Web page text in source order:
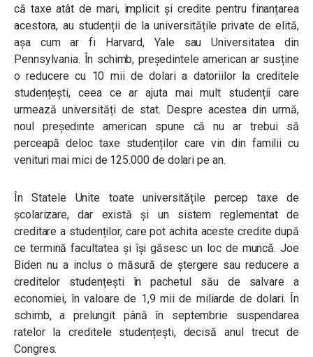
că taxe atât de mari, implicit și credite pentru finanțarea
acestora, au studenții de la universitățile private de elită,
așa cum ar fi Harvard, Yale sau Universitatea din
Pennsylvania. În schimb, președintele american ar susține
o reducere cu 10 mii de dolari a datoriilor la creditele
studențești, ceea ce ar ajuta mai mult studenții care
urmează universități de stat. Despre acestea din urmă,
noul președinte american spune că nu ar trebui să
perceapă deloc taxe studenților care vin din familii cu
venituri mai mici de 125.000 de dolari pe an.
În Statele Unite toate universitățile percep taxe de
școlarizare, dar există și un sistem reglementat de
creditare a studenților, care pot achita aceste credite după
ce termină facultatea și își găsesc un loc de muncă. Joe
Biden nu a inclus o măsură de ștergere sau reducere a
creditelor studențești în pachetul său de salvare a
economiei, în valoare de 1,9 mii de miliarde de dolari. În
schimb, a prelungit până în septembrie suspendarea
ratelor la creditele studențești, decisă anul trecut de
Congres.